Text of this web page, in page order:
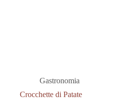
Gastronomia
Crocchette di Patate